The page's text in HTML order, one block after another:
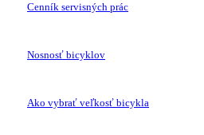
Cenník servisných prác
Nosnosť bicyklov
Ako vybrať veľkosť bicykla